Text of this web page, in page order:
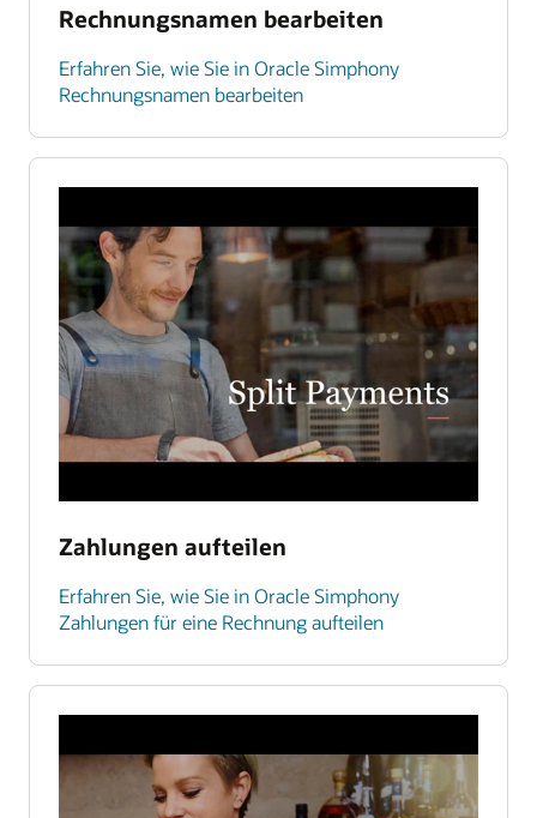
Rechnungsnamen bearbeiten
Erfahren Sie, wie Sie in Oracle Simphony
Rechnungsnamen bearbeiten
Zahlungen aufteilen
Erfahren Sie, wie Sie in Oracle Simphony
Zahlungen für eine Rechnung aufteilen